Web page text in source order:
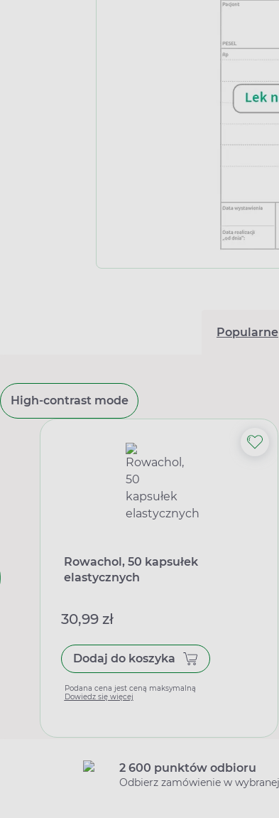
Popularne
High-contrast mode
Rowachol, 50 kapsułek
elastycznych
30,99 zł
Dodaj do koszyka
Podana cena jest ceną maksymalną
Dowiedz się więcej
2 600 punktów odbioru
Odbierz zamówienie w